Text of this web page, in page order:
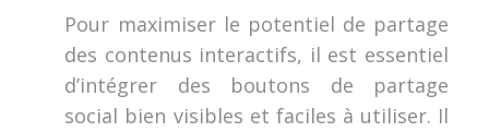
Pour maximiser le potentiel de partage
des contenus interactifs, il est essentiel
d’intégrer des boutons de partage
social bien visibles et faciles à utiliser. Il